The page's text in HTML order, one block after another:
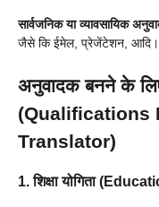
सार्वजनिक या व्यावसायिक
जैसे कि ईमेल, प्रेजेंटेशन, आदि।
अनुवादक बनने के
(Qualifications
Translator)
1. शिक्षा योगिता